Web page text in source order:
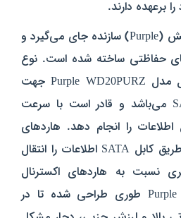
دارند.
این مدل در خانواده‌ی بنفش (Purple) سازنده جای می‌گیرد و
حفاظتی ساخته شده‌ است. نوع
رابط هارد دیسک اینترنال مدل Purple WD20PURZ جهت
اتصال به کامپیوتر SATA6 می‌باشد و قادر است با سرعت
اطلاعات را انجام دهد. هاردهای
اینترنال به دلیل اینکه از طریق کابل SATA اطلاعات را انتقال
نسبت به هاردهای اکسترنال
مدل Purple طوری طراحی شده تا در